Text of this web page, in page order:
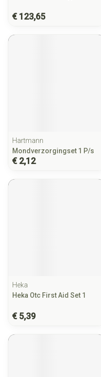
€ 123,65
Hartmann
Mondverzorgingset 1 P/s
€ 2,12
Heka
Heka Otc First Aid Set 1
€ 5,39